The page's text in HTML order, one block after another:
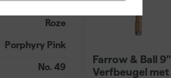
Roze
Porphyry Pink
No. 49
Farrow & Ball 9"
Verfbeugel met